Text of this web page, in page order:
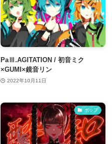
PaⅢ.AGITATION / 初音ミク
×GUMI×鏡音リン
2022年10月11日
ポップ